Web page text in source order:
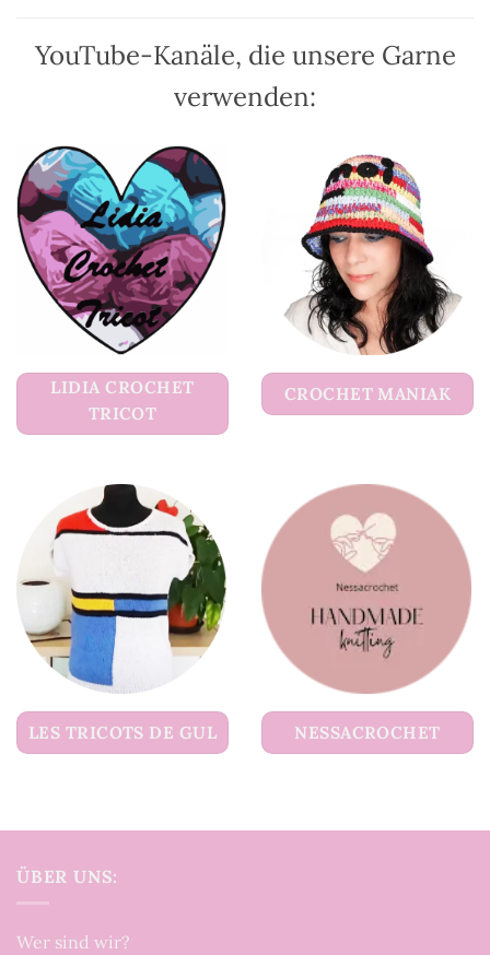
YouTube-Kanäle, die unsere Garne
verwenden:
LIDIA CROCHET
TRICOT
CROCHET MANIAK
LES TRICOTS DE GUL NESSACROCHET
ÜBER UNS:
Wer sind wir?